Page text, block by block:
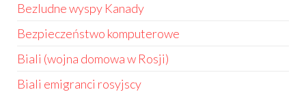
Bezludne wyspy Kanady
Bezpieczeństwo komputerowe
Biali (wojna domowa w Rosji)
Biali emigranci rosyjscy